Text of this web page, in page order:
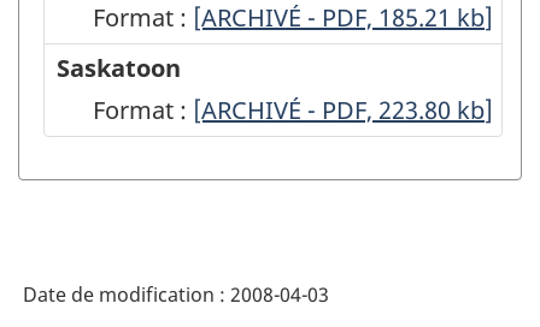
Format : Regina
ARCHIVÉ
-
PDF,
[ARCHIVÉ - PDF, 185.21 kb]
Saskatoon
Format : Saskatoon
ARCHIVÉ
223.80
[ARCHIVÉ - PDF, 223.80 kb]
Date de modification : 2008-04-03